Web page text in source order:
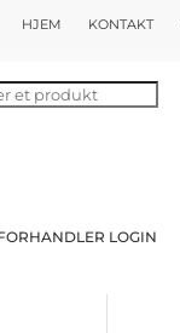
HJEM KONTAKT
LOGIN